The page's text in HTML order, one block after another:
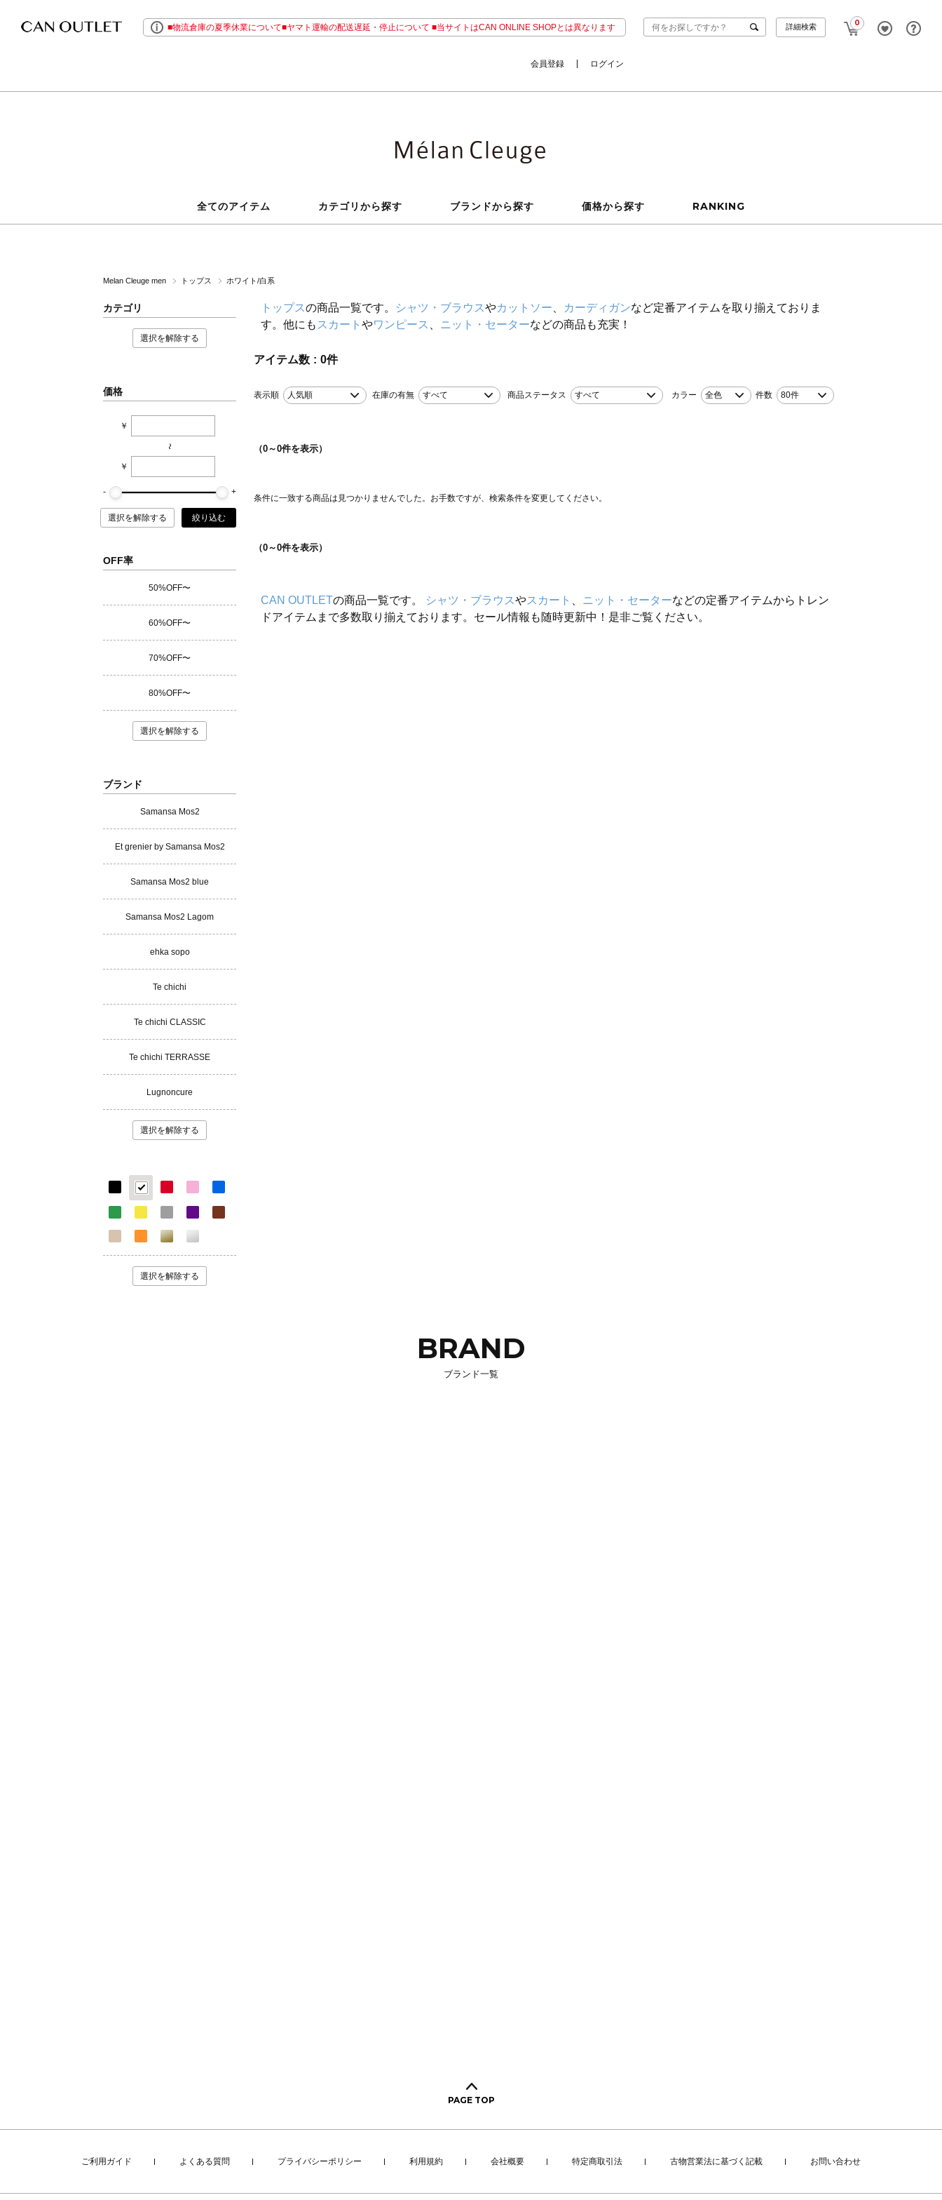
■物流倉庫の夏季休業について■ヤマト運輸の配送遅延・停止について ■当サイトはCAN ONLINE SHOPとは異なります 0
詳細検索
会員登録 ログイン
全てのアイテム カテゴリから探す ブランドから探す 価格から探す RANKING
Melan Cleuge men トップス ホワイト/白系
カテゴリ
選択を解除する
価格
￥
~
￥
選択を解除する 絞り込む
OFF率
50%OFF〜
60%OFF〜
70%OFF〜
80%OFF〜
選択を解除する
ブランド
Samansa Mos2
Et grenier by Samansa Mos2
Samansa Mos2 blue
Samansa Mos2 Lagom
ehka sopo
Te chichi
Te chichi CLASSIC
Te chichi TERRASSE
Lugnoncure
選択を解除する
選択を解除する
トップスの商品一覧です。 シャツ・ブラウスやカットソー カーディガンなど定番アイテムを取り揃えておりま
す。他にも スカート やワンピース ニット・セーターなどの商品も充実！
アイテム数 0件
表示順 人気順 在庫の有無 すべて 商品ステータス すべて カラー 全色 件数 80件
（0～0件を表示）
条件に一致する商品は見つかりませんでした。お手数ですが、検索条件を変更してください。
（0～0件を表示）
CAN OUTLETの商品一覧です。 シャツ・ブラウスやスカート ニット・セーターなどの定番アイテムからトレン
ドアイテムまで多数取り揃えております。セール情報も随時更新中！是非ご覧ください。
BRAND
ブランド一覧
PAGE TOP
ご利用ガイド よくある質問 プライバシーポリシー 利用規約 会社概要 特定商取引法 古物営業法に基づく記載 お問い合わせ